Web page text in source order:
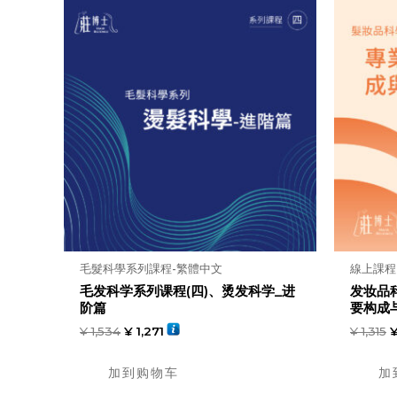
毛髮科學系列課程-繁體中文
毛发科学系列课程(四)、烫发科学_进
阶篇
¥1,534 ¥ 1,271
加到购物车
線上課
发妆品
要构成
¥1,315
加